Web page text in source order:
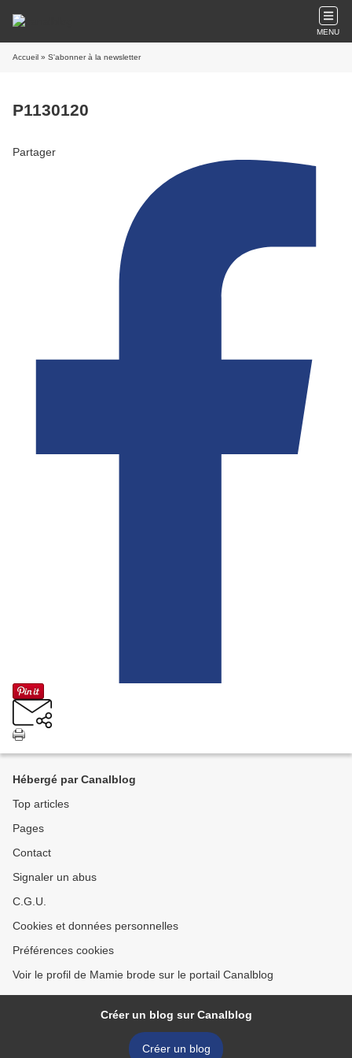
MENU
Accueil » S'abonner à la newsletter
P1130120
Partager
Hébergé par Canalblog
Top articles
Pages
Contact
Signaler un abus
C.G.U.
Cookies et données personnelles
Préférences cookies
Voir le profil de Mamie brode sur le portail Canalblog
Créer un blog sur Canalblog
Créer un blog